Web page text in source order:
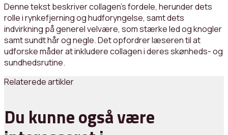
Denne tekst beskriver collagen’s fordele, herunder dets
rolle i rynkefjerning og hudforyngelse, samt dets
indvirkning på generel velvære, som stærke led og knogler
samt sundt hår og negle. Det opfordrer læseren til at
udforske måder at inkludere collagen i deres skønheds- og
sundhedsrutine.
Relaterede artikler
Du kunne også være